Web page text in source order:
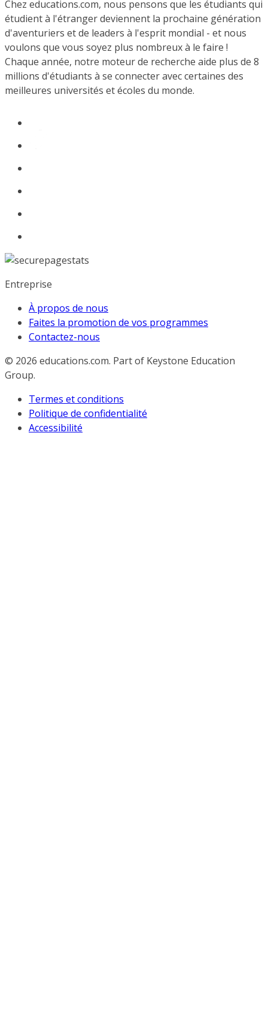
Chez educations.com, nous pensons que les étudiants qui
étudient à l'étranger deviennent la prochaine génération
d'aventuriers et de leaders à l'esprit mondial - et nous
voulons que vous soyez plus nombreux à le faire !
Chaque année, notre moteur de recherche aide plus de 8
millions d'étudiants à se connecter avec certaines des
meilleures universités et écoles du monde.
Entreprise
À propos de nous
Faites la promotion de vos programmes
Contactez-nous
© 2026 educations.com. Part of Keystone Education
Group.
Termes et conditions
Politique de confidentialité
Accessibilité